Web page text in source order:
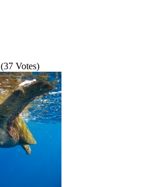
Votes)